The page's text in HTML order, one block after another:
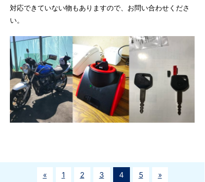
対応できていない物もありますので、お問い合わせくださ
い。
« 1 2 3 4 5 »